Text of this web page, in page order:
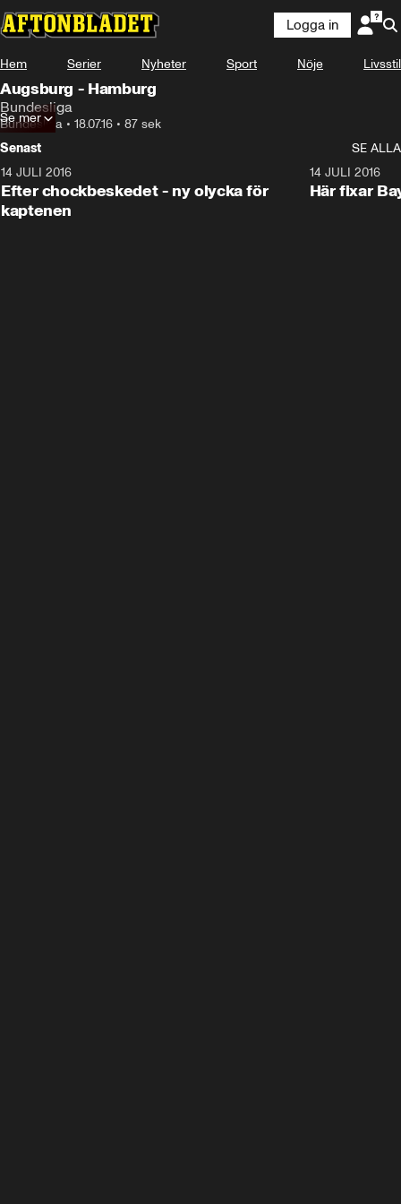
Logga in
Hem Serier Nyheter Sport Nöje Livsstil
Augsburg - Hamburg
Bundesliga
Bundesliga • 18.07.16 • 87 sek
Se mer
Senast
SE ALLA
14 JULI 2016
Efter chockbeskedet - ny olycka för
kaptenen
14 JULI 2016
Här fixar